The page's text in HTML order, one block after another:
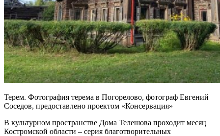
Терем. Фотография терема в Погорелово, фотограф Евгений
Соседов, предоставлено проектом «Консервация»
В культурном пространстве Дома Телешова проходит месяц
Костромской области – серия благотворительных